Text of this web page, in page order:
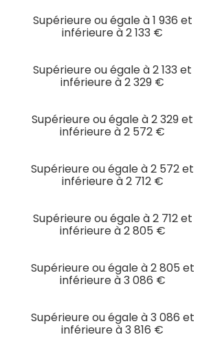
Supérieure ou égale à 1 936 et
inférieure à 2 133 €
Supérieure ou égale à 2 133 et
inférieure à 2 329 €
Supérieure ou égale à 2 329 et
inférieure à 2 572 €
Supérieure ou égale à 2 572 et
inférieure à 2 712 €
Supérieure ou égale à 2 712 et
inférieure à 2 805 €
Supérieure ou égale à 2 805 et
inférieure à 3 086 €
Supérieure ou égale à 3 086 et
inférieure à 3 816 €